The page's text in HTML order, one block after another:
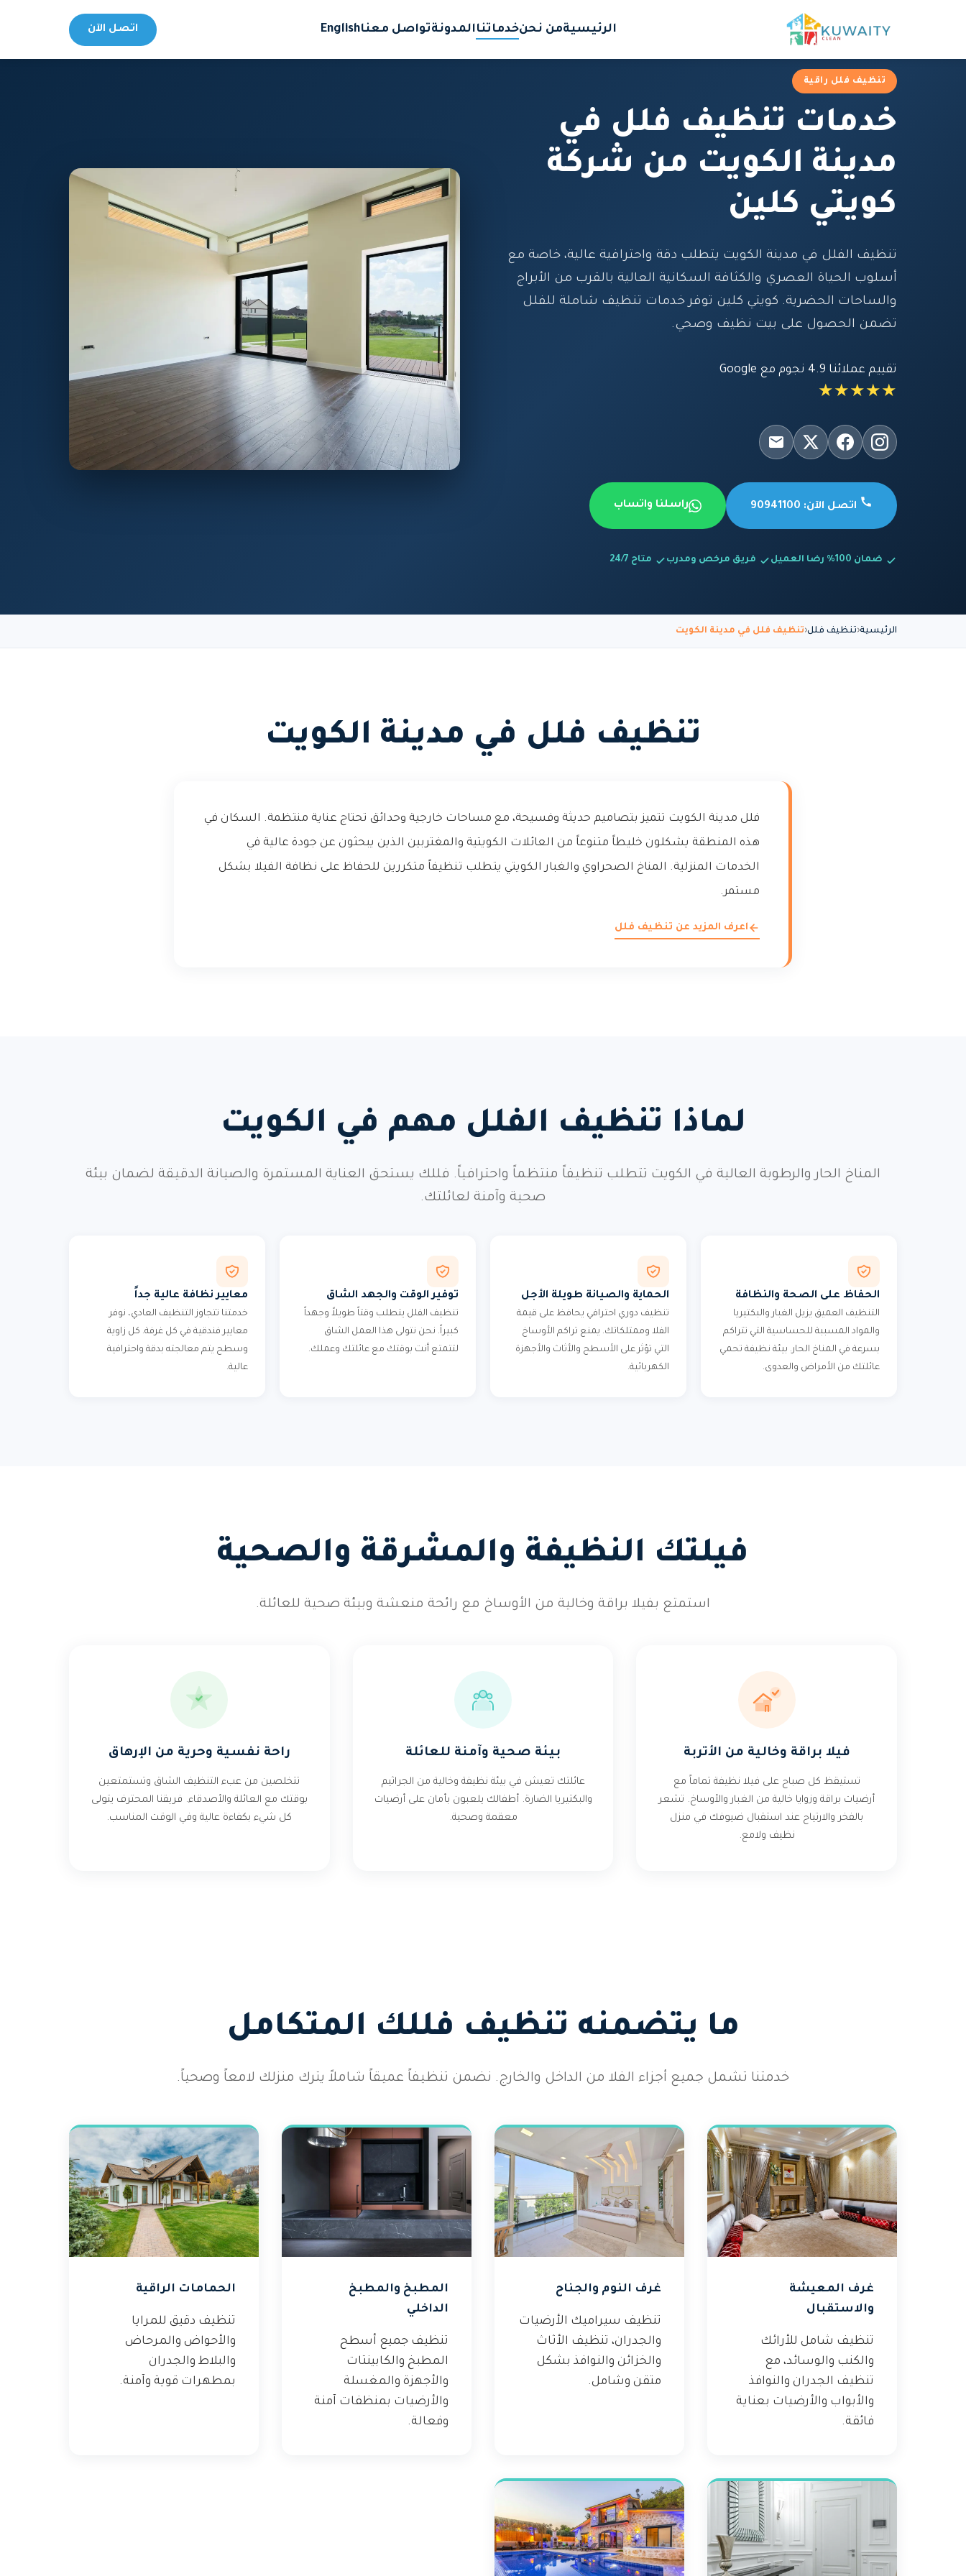
الرئيسيةمن نحنخدماتناالمدونةتواصل معناEnglish اتصل الآن
تنظيف فلل راقية
خدمات تنظيف فلل في
مدينة الكويت من شركة
كويتي كلين
تنظيف الفلل في مدينة الكويت يتطلب دقة واحترافية عالية، خاصة مع
أسلوب الحياة العصري والكثافة السكانية العالية بالقرب من الأبراج
والساحات الحضرية. كويتي كلين توفر خدمات تنظيف شاملة للفلل
تضمن الحصول على بيت نظيف وصحي.
تقييم عملائنا 4.9 نجوم مع Google
★★★★★
اتصل الآن: 90941100 راسلنا واتساب
ضمان 100% رضا العميل فريق مرخص ومدرب متاح 24/7
الرئيسية تنظيف فلل تنظيف فلل في مدينة الكويت
تنظيف فلل في مدينة الكويت
فلل مدينة الكويت تتميز بتصاميم حديثة وفسيحة، مع مساحات خارجية وحدائق تحتاج عناية منتظمة. السكان في
هذه المنطقة يشكلون خليطاً متنوعاً من العائلات الكويتية والمغتربين الذين يبحثون عن جودة عالية في
الخدمات المنزلية. المناخ الصحراوي والغبار الكويتي يتطلب تنظيفاً متكررين للحفاظ على نظافة الفيلا بشكل
مستمر.
اعرف المزيد عن تنظيف فلل
لماذا تنظيف الفلل مهم في الكويت
المناخ الحار والرطوبة العالية في الكويت تتطلب تنظيفاً منتظماً واحترافياً. فللك يستحق العناية المستمرة والصيانة الدقيقة لضمان بيئة
صحية وآمنة لعائلتك.
الحفاظ على الصحة والنظافة
التنظيف العميق يزيل الغبار والبكتيريا
والمواد المسببة للحساسية التي تتراكم
بسرعة في المناخ الحار. بيئة نظيفة تحمي
عائلتك من الأمراض والعدوى.
الحماية والصيانة طويلة الأجل
تنظيف دوري احترافي يحافظ على قيمة
الفلا وممتلكاتك. يمنع تراكم الأوساخ
التي تؤثر على الأسطح والأثاث والأجهزة
الكهربائية.
توفير الوقت والجهد الشاق
تنظيف الفلل يتطلب وقتاً طويلاً وجهداً
كبيراً. نحن نتولى هذا العمل الشاق
لتتمتع أنت بوقتك مع عائلتك وعملك.
معايير نظافة عالية جداً
خدمتنا تتجاوز التنظيف العادي، نوفر
معايير فندقية في كل غرفة. كل زاوية
وسطح يتم معالجته بدقة واحترافية
عالية.
فيلتك النظيفة والمشرقة والصحية
استمتع بفيلا براقة وخالية من الأوساخ مع رائحة منعشة وبيئة صحية للعائلة.
فيلا براقة وخالية من الأتربة
تستيقظ كل صباح على فيلا نظيفة تماماً مع
أرضيات براقة وزوايا خالية من الغبار والأوساخ. تشعر
بالفخر والارتياح عند استقبال ضيوفك في منزل
نظيف ولامع.
بيئة صحية وآمنة للعائلة
عائلتك تعيش في بيئة نظيفة وخالية من الجراثيم
والبكتيريا الضارة. أطفالك يلعبون بأمان على أرضيات
معقمة وصحية.
راحة نفسية وحرية من الإرهاق
تتخلصين من عبء التنظيف الشاق وتستمتعين
بوقتك مع العائلة والأصدقاء. فريقنا المحترف يتولى
كل شيء بكفاءة عالية وفي الوقت المناسب.
ما يتضمنه تنظيف فللك المتكامل
خدمتنا تشمل جميع أجزاء الفلا من الداخل والخارج. نضمن تنظيفاً عميقاً شاملاً يترك منزلك لامعاً وصحياً.
غرف المعيشة
والاستقبال
تنظيف شامل للأرائك
والكنب والوسائد، مع
تنظيف الجدران والنوافذ
والأبواب والأرضيات بعناية
فائقة.
غرف النوم والجناح
تنظيف سيراميك الأرضيات
والجدران، تنظيف الأثاث
والخزائن والنوافذ بشكل
متقن وشامل.
المطبخ والمطبخ
الداخلي
تنظيف جميع أسطح
المطبخ والكابينتات
والأجهزة والمغسلة
والأرضيات بمنظفات آمنة
وفعالة.
الحمامات الراقية
تنظيف دقيق للمرايا
والأحواض والمرحاض
والبلاط والجدران
بمطهرات قوية وآمنة.